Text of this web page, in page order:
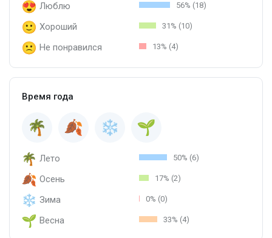
Люблю 56% (18)
Хороший 31% (10)
Не понравился 13% (4)
Время года
Лето 50% (6)
Осень 17% (2)
Зима 0% (0)
Весна 33% (4)